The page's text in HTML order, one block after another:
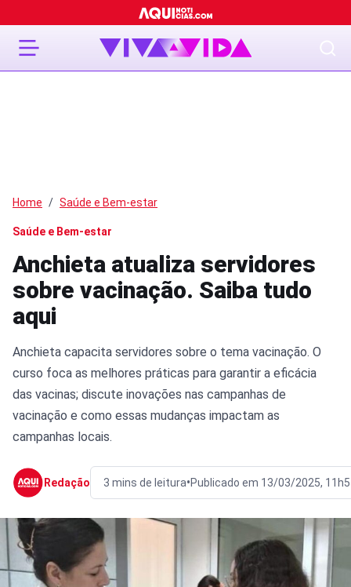
Home Saúde e Bem-estar
Saúde e Bem-estar
Anchieta atualiza servidores
sobre vacinação. Saiba tudo
aqui
Anchieta capacita servidores sobre o tema vacinação. O
curso foca as melhores práticas para garantir a eficácia
das vacinas; discute inovações nas campanhas de
vacinação e como essas mudanças impactam as
campanhas locais.
Redação 3 mins de leitura•Publicado em 13/03/2025,